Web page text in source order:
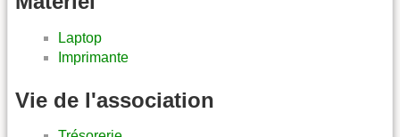
Laptop
Imprimante
Vie de l'association